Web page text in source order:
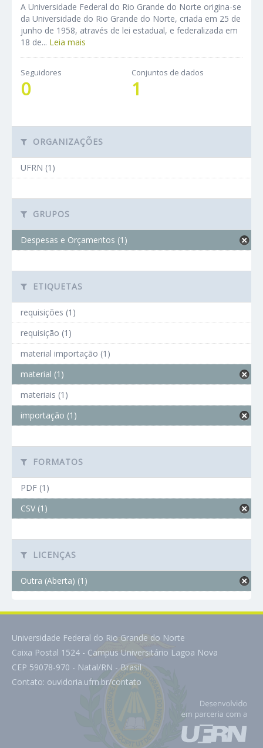
A Universidade Federal do Rio Grande do Norte origina-se
da Universidade do Rio Grande do Norte, criada em 25 de
junho de 1958, através de lei estadual, e federalizada em
18 de... Leia mais
Seguidores
0
Conjuntos de dados
1
ORGANIZAÇÕES
UFRN (1)
GRUPOS
Despesas e Orçamentos (1)
ETIQUETAS
requisições (1)
requisição (1)
material importação (1)
material (1)
materiais (1)
importação (1)
FORMATOS
PDF (1)
CSV (1)
LICENÇAS
Outra (Aberta) (1)
Universidade Federal do Rio Grande do Norte
Caixa Postal 1524 - Campus Universitário Lagoa Nova
CEP 59078-970 - Natal/RN - Brasil
Contato: ouvidoria.ufrn.br/contato